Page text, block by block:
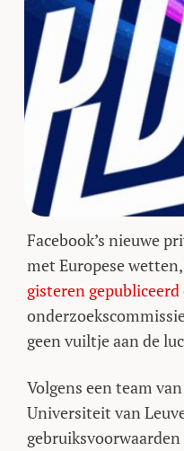
Facebook’s nieuwe
met Europese
gisteren
geen vuiltje aan de
Volgens een team
Universiteit van